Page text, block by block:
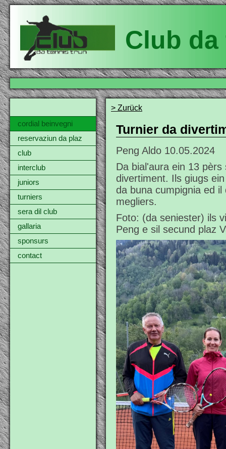
Club
cordial beinvegni
reservaziun da plaz
club
interclub
juniors
turniers
sera dil club
gallaria
sponsurs
contact
> Zurück
Turnier da
Peng Aldo 10.05.2024
Da bial'aura ein 13
divertiment. Ils giugs
da buna cumpignia ed
megliers.
Foto: (da seniester) ils
Peng e sil secund plaz